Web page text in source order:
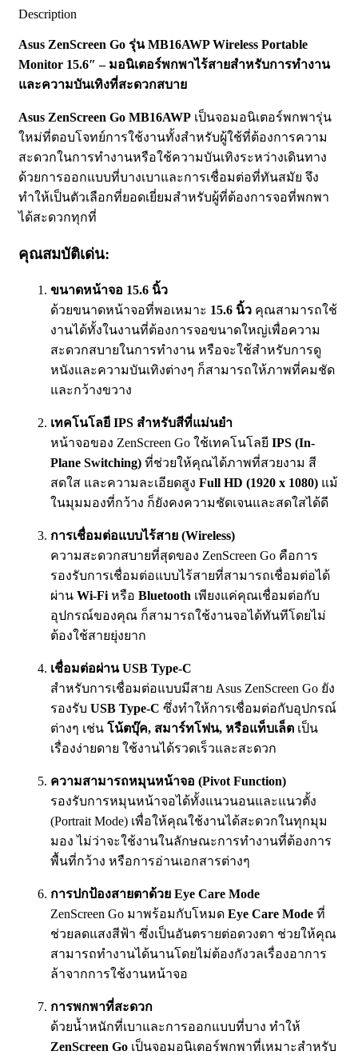
Description
Asus ZenScreen Go รุ่น MB16AWP Wireless Portable
Monitor 15.6″ – มอนิเตอร์พกพาไร้สายสำหรับการทำงาน
และความบันเทิงที่สะดวกสบาย
Asus ZenScreen Go MB16AWP เป็นจอมอนิเตอร์พกพารุ่น
ใหม่ที่ตอบโจทย์การใช้งานทั้งสำหรับผู้ใช้ที่ต้องการความ
สะดวกในการทำงานหรือใช้ความบันเทิงระหว่างเดินทาง
ด้วยการออกแบบที่บางเบาและการเชื่อมต่อที่ทันสมัย จึง
ทำให้เป็นตัวเลือกที่ยอดเยี่ยมสำหรับผู้ที่ต้องการจอที่พกพา
ได้สะดวกทุกที่
คุณสมบัติเด่น:
ขนาดหน้าจอ 15.6 นิ้ว
ด้วยขนาดหน้าจอที่พอเหมาะ 15.6 นิ้ว คุณสามารถใช้
งานได้ทั้งในงานที่ต้องการจอขนาดใหญ่เพื่อความ
สะดวกสบายในการทำงาน หรือจะใช้สำหรับการดู
หนังและความบันเทิงต่างๆ ก็สามารถให้ภาพที่คมชัด
และกว้างขวาง
เทคโนโลยี IPS สำหรับสีที่แม่นยำ
หน้าจอของ ZenScreen Go ใช้เทคโนโลยี IPS (In-
Plane Switching) ที่ช่วยให้คุณได้ภาพที่สวยงาม สี
สดใส และความละเอียดสูง Full HD (1920 x 1080) แม้
ในมุมมองที่กว้าง ก็ยังคงความชัดเจนและสดใสได้ดี
การเชื่อมต่อแบบไร้สาย (Wireless)
ความสะดวกสบายที่สุดของ ZenScreen Go คือการ
รองรับการเชื่อมต่อแบบไร้สายที่สามารถเชื่อมต่อได้
ผ่าน Wi-Fi หรือ Bluetooth เพียงแค่คุณเชื่อมต่อกับ
อุปกรณ์ของคุณ ก็สามารถใช้งานจอได้ทันทีโดยไม่
ต้องใช้สายยุ่งยาก
เชื่อมต่อผ่าน USB Type-C
สำหรับการเชื่อมต่อแบบมีสาย Asus ZenScreen Go ยัง
รองรับ USB Type-C ซึ่งทำให้การเชื่อมต่อกับอุปกรณ์
ต่างๆ เช่น โน้ตบุ๊ค, สมาร์ทโฟน, หรือแท็บเล็ต เป็น
เรื่องง่ายดาย ใช้งานได้รวดเร็วและสะดวก
ความสามารถหมุนหน้าจอ (Pivot Function)
รองรับการหมุนหน้าจอได้ทั้งแนวนอนและแนวตั้ง
(Portrait Mode) เพื่อให้คุณใช้งานได้สะดวกในทุกมุม
มอง ไม่ว่าจะใช้งานในลักษณะการทำงานที่ต้องการ
พื้นที่กว้าง หรือการอ่านเอกสารต่างๆ
การปกป้องสายตาด้วย Eye Care Mode
ZenScreen Go มาพร้อมกับโหมด Eye Care Mode ที่
ช่วยลดแสงสีฟ้า ซึ่งเป็นอันตรายต่อดวงตา ช่วยให้คุณ
สามารถทำงานได้นานโดยไม่ต้องกังวลเรื่องอาการ
ล้าจากการใช้งานหน้าจอ
การพกพาที่สะดวก
ด้วยน้ำหนักที่เบาและการออกแบบที่บาง ทำให้
ZenScreen Go เป็นจอมอนิเตอร์พกพาที่เหมาะสำหรับ